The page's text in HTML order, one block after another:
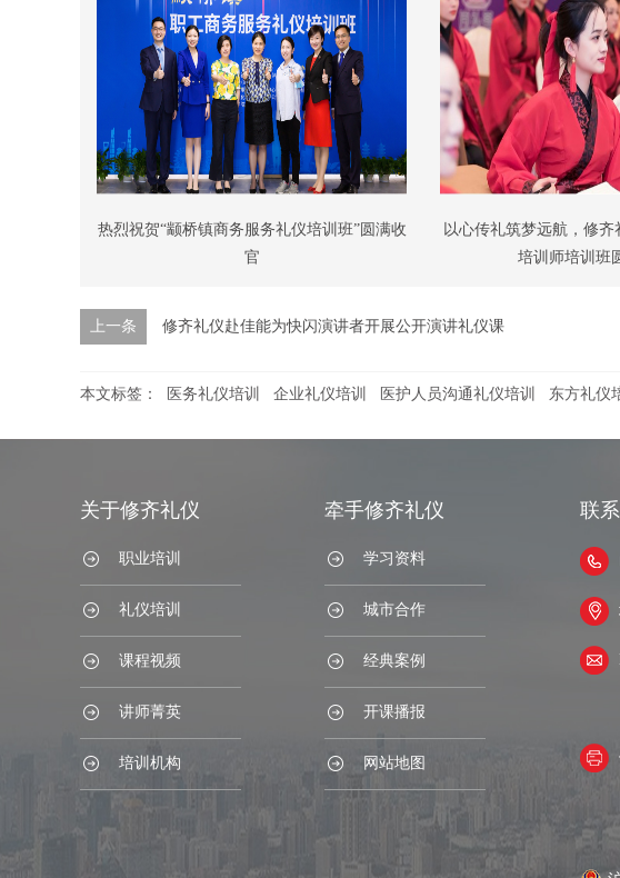
热烈祝贺“颛桥镇商务服务礼仪培训班”圆满收
官
以心传礼筑梦远航，修齐
培训师培训班
上一条 修齐礼仪赴佳能为快闪演讲者开展公开演讲礼仪课
本文标签： 医务礼仪培训 企业礼仪培训 医护人员沟通礼仪培训 东方礼仪
关于修齐礼仪
职业培训
礼仪培训
课程视频
讲师菁英
培训机构
牵手修齐礼仪
学习资料
城市合作
经典案例
开课播报
网站地图
联